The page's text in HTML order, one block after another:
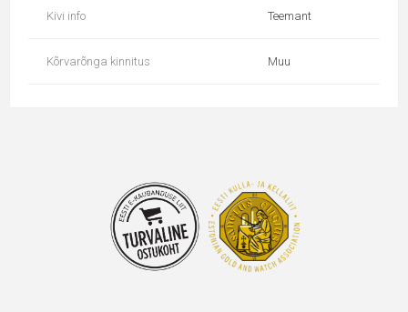
Kivi info Teemant
Kõrvarõnga kinnitus Muu